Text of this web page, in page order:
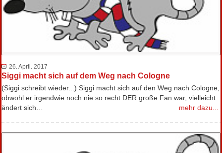
26. April. 2017
Siggi macht sich auf dem Weg nach Cologne
(Siggi schreibt wieder...) Siggi macht sich auf den Weg nach Cologne,
obwohl er irgendwie noch nie so recht DER große Fan war, vielleicht
ändert sich…
mehr dazu...